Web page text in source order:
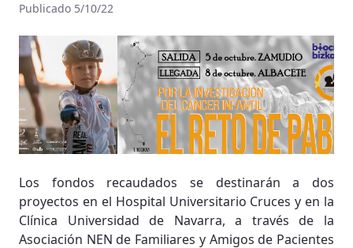
Publicado 5/10/22
Los fondos recaudados se destinarán a dos
proyectos en el Hospital Universitario Cruces y en la
Clínica Universidad de Navarra, a través de la
Asociación NEN de Familiares y Amigos de Pacientes